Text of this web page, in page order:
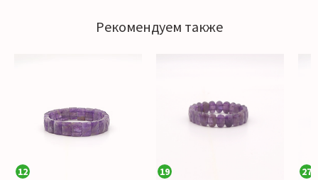
Рекомендуем также
12 19 27